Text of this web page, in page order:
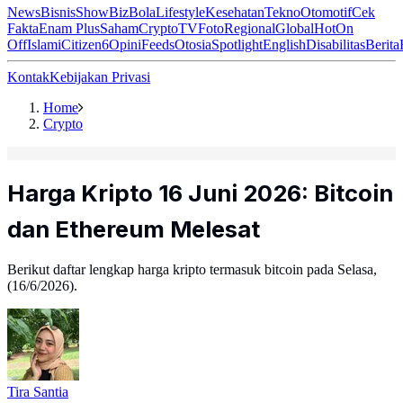
NewsBisnisShowBizBolaLifestyleKesehatanTeknoOtomotifCek
FaktaEnam PlusSahamCryptoTVFotoRegionalGlobalHotOn
OffIslamiCitizen6OpiniFeedsOtosiaSpotlightEnglishDisabilitasBerita
KontakKebijakan Privasi
Home
Crypto
Harga Kripto 16 Juni 2026: Bitcoin
dan Ethereum Melesat
Berikut daftar lengkap harga kripto termasuk bitcoin pada Selasa,
(16/6/2026).
Tira Santia